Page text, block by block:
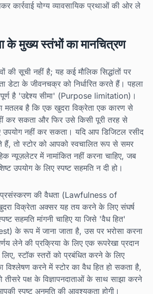
कार्रवाई योग्य व्यावसायिक प्रथाओं की ओर ले
के मुख्य स्तंभों का मानचित्रण
की सूची नहीं है; यह कई मौलिक सिद्धांतों पर
डेटा के जीवनचक्र को निर्धारित करते हैं। पहला
है 'उद्देश्य सीमा' (Purpose limitation)।
मतलब है कि एक खुदरा विक्रेता एक कारण से
कर सकता और फिर उसे किसी पूरी तरह से
नहीं कर सकता। यदि आप डिजिटल रसीद
हैं, तो स्टोर को आपको स्वचालित रूप से समर
न्यूज़लेटर में नामांकित नहीं करना चाहिए, जब
उपयोग के लिए स्पष्ट सहमति न दी हो।
की वैधता (Lawfulness of
विक्रेता अक्सर यह तय करने के लिए संघर्ष
सहमति मांगनी चाहिए या जिसे 'वैध हित'
के रूप में जाना जाता है, उस पर भरोसा करना
लेने की प्रक्रिया के लिए एक रूपरेखा प्रदान
स्टॉक स्तरों को प्रबंधित करने के लिए
विश्लेषण करने में स्टोर का वैध हित हो सकता है,
पक्ष के विज्ञापनदाताओं के साथ साझा करने
स्पष्ट अनुमति की आवश्यकता होगी।